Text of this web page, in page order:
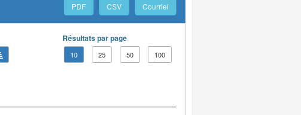
PDF CSV Courriel
Résultats par page
10 25 50 100